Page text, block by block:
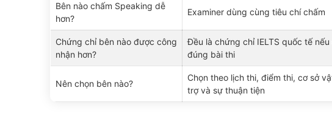
Bên nào chấm Speaking dễ
hơn?
Examiner dùng cùng tiêu chí chấm
Chứng chỉ bên nào được công
nhận hơn?
Đều là chứng chỉ IELTS quốc tế
đúng bài thi
Nên chọn bên nào?
Chọn theo lịch thi, điểm thi, cơ sở
trợ và sự thuận tiện